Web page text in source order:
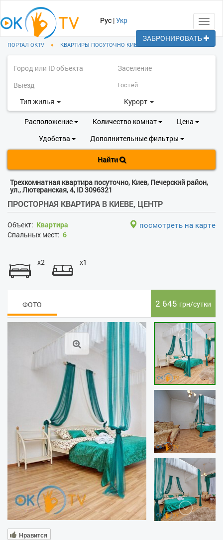
Рус |Укр
ПОРТАЛ OKTV ♦ КВАРТИРЫ ПОСУТОЧНО КИЕВ
Тип жилья Курорт
Расположение Количество комнат
Цена
Удобства
Дополнительные фильтры
Найти
Трехкомнатная квартира посуточно, Киев, Печерский район,
ул., Лютеранская, 4, ID 3096321
ПРОСТОРНАЯ КВАРТИРА В КИЕВЕ, ЦЕНТР
Объект: Квартира
Спальных мест: 6
посмотреть на карте
x2 x1
ФОТО 2 645 грн/сутки
Нравится
ЗАБРОНИРОВАТЬ